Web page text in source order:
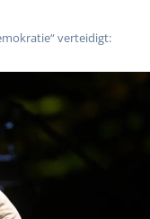
verteidigt: